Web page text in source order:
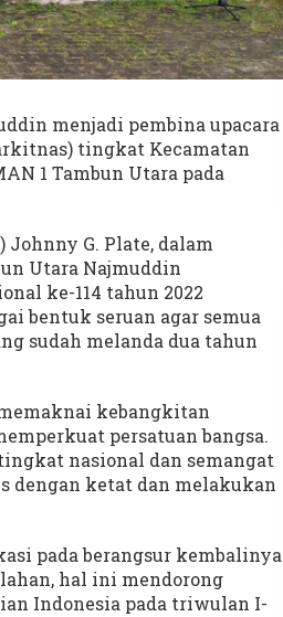
menjadi pembina upacara
tingkat Kecamatan
1 Tambun Utara pada
G. Plate, dalam
Utara Najmuddin
ke-114 tahun 2022
bentuk seruan agar semua
sudah melanda dua tahun
kebangkitan
persatuan bangsa.
nasional dan semangat
dengan ketat dan melakukan
pada berangsur kembalinya
hal ini mendorong
Indonesia pada triwulan I-